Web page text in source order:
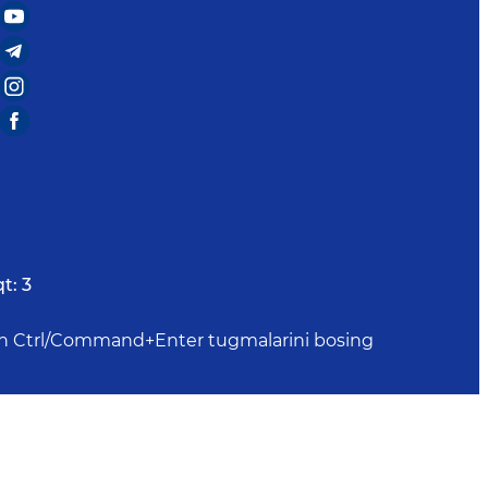
3
Ctrl/Command+Enter tugmalarini bosing